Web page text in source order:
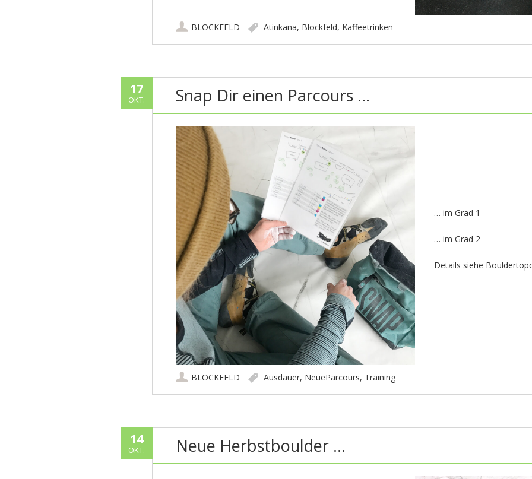
BLOCKFELD Atinkana, Blockfeld, Kaffeetrinken
17
OKT. Snap Dir einen Parcours …
… im Grad 1
… im Grad 2
Details siehe
BLOCKFELD Ausdauer, NeueParcours, Training
14
OKT. Neue Herbstboulder …